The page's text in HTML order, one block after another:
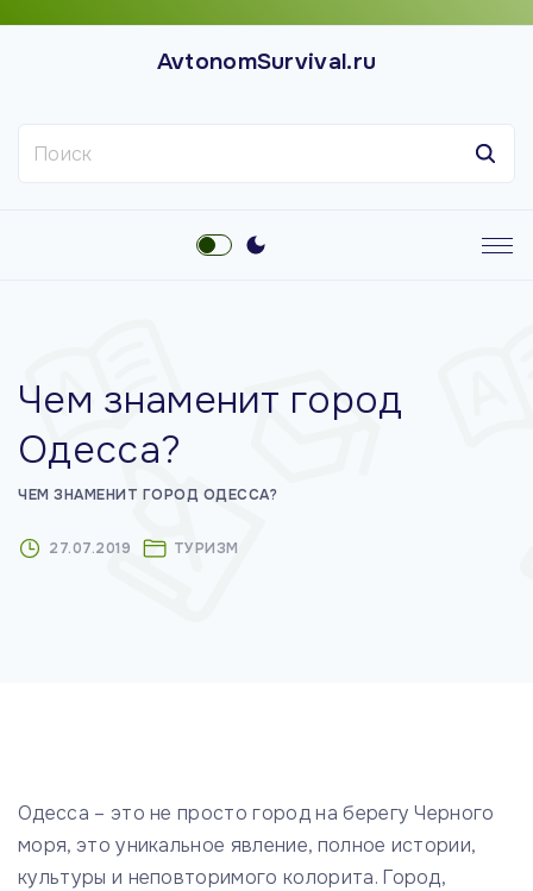
AvtonomSurvival.ru
Чем знаменит город
Одесса?
ЧЕМ ЗНАМЕНИТ ГОРОД ОДЕССА?
27.07.2019 ТУРИЗМ
Одесса – это не просто город на берегу Черного
моря, это уникальное явление, полное истории,
культуры и неповторимого колорита. Город,